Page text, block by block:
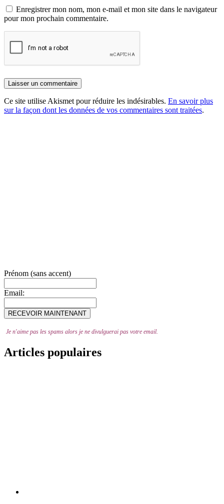
Enregistrer mon nom, mon e-mail et mon site dans le navigateur
pour mon prochain commentaire.
Ce site utilise Akismet pour réduire les indésirables. En savoir plus
sur la façon dont les données de vos commentaires sont traitées.
Prénom (sans accent)
Email:
Je n'aime pas les spams alors je ne divulguerai pas votre email.
Articles populaires